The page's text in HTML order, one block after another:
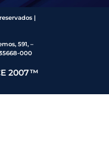
|
591, –
000
2007™